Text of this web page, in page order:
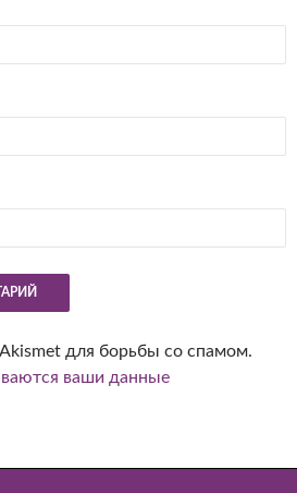
для борьбы со спамом.
ваши данные